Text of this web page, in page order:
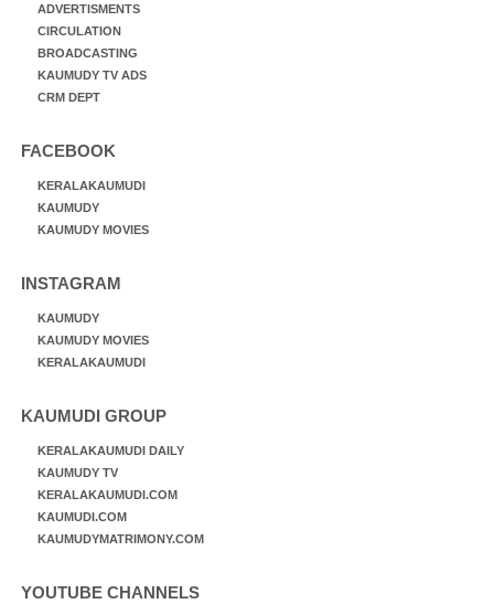
ADVERTISMENTS
CIRCULATION
BROADCASTING
KAUMUDY TV ADS
CRM DEPT
FACEBOOK
KERALAKAUMUDI
KAUMUDY
KAUMUDY MOVIES
INSTAGRAM
KAUMUDY
KAUMUDY MOVIES
KERALAKAUMUDI
KAUMUDI GROUP
KERALAKAUMUDI DAILY
KAUMUDY TV
KERALAKAUMUDI.COM
KAUMUDI.COM
KAUMUDYMATRIMONY.COM
YOUTUBE CHANNELS